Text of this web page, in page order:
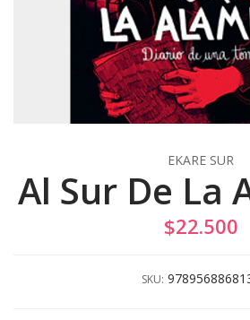
EKARE SUR
Al Sur De La
$22.500
SKU: